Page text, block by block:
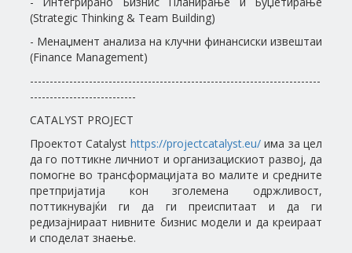
(Strategic Thinking & Team Building)
- Менаџмент анализа на клучни финансиски извештаи
(Finance Management)
--------------------------------------------------------------------------
---------------------------
CATALYST PROJECT
Проектот Catalyst https://projectcatalyst.eu/има за цел
да го поттикне личниот и организацискиот развој, да
помогне во трансформацијата во малите и средните
претпријатија кон зголемена одржливост,
поттикнувајќи ги да ги преиспитаат и да ги
редизајнираат нивните бизнис модели и да креираат
и споделат знаење.